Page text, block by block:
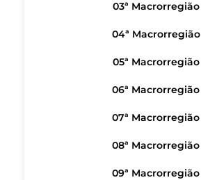
03ª Macrorregião
04ª Macrorregião
05ª Macrorregião
06ª Macrorregião
07ª Macrorregião
08ª Macrorregião
09ª Macrorregião